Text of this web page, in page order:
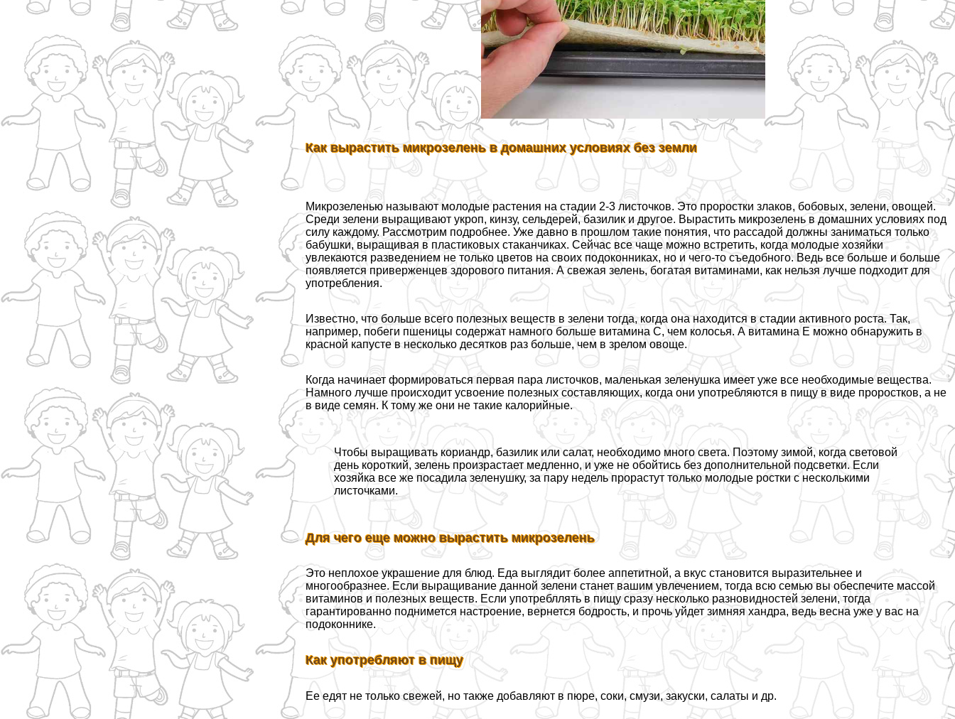
Как вырастить микрозелень в домашних условиях без земли
Микрозеленью называют молодые растения на стадии 2-3 листочков. Это проростки злаков, бобовых, зелени, овощей.
Среди зелени выращивают укроп, кинзу, сельдерей, базилик и другое. Вырастить микрозелень в домашних условиях под
силу каждому. Рассмотрим подробнее. Уже давно в прошлом такие понятия, что рассадой должны заниматься только
бабушки, выращивая в пластиковых стаканчиках. Сейчас все чаще можно встретить, когда молодые хозяйки
увлекаются разведением не только цветов на своих подоконниках, но и чего-то съедобного. Ведь все больше и больше
появляется приверженцев здорового питания. А свежая зелень, богатая витаминами, как нельзя лучше подходит для
употрeбления.
Известно, что больше всего полезных веществ в зелени тогда, когда она находится в стадии активного роста. Так,
например, побеги пшеницы содержат намного больше витамина С, чем колосья. А витамина Е можно обнаружить в
красной капусте в несколько десятков раз больше, чем в зрелом овоще.
Когда начинает формироваться первая пара листочков, маленькая зеленушка имеет уже все необходимые вещества.
Намного лучше происходит усвоение полезных составляющих, когда они употрeбляются в пищу в виде проростков, а не
в виде семян. К тому же они не такие калорийные.
Чтобы выращивать кориандр, базилик или салат, необходимо много света. Поэтому зимой, когда световой
день короткий, зелень произрастает медленно, и уже не обойтись без дополнительной подсветки. Если
хозяйка все же посадила зеленушку, за пару недель прорастут только молодые ростки с несколькими
листочками.
Для чего еще можно вырастить микрозелень
Это неплохое украшение для блюд. Еда выглядит более аппетитной, а вкус становится выразительнее и
многообразнее. Если выращивание данной зелени станет вашим увлечением, тогда всю семью вы обеспечите массой
витаминов и полезных веществ. Если употрeбллять в пищу сразу несколько разновидностей зелени, тогда
гарантированно поднимется настроение, вернется бодрость, и прочь уйдет зимняя хандра, ведь весна уже у вас на
подоконнике.
Как употрeбляют в пищу
Ее едят не только свежей, но также добавляют в пюре, соки, смузи, закуски, салаты и др.